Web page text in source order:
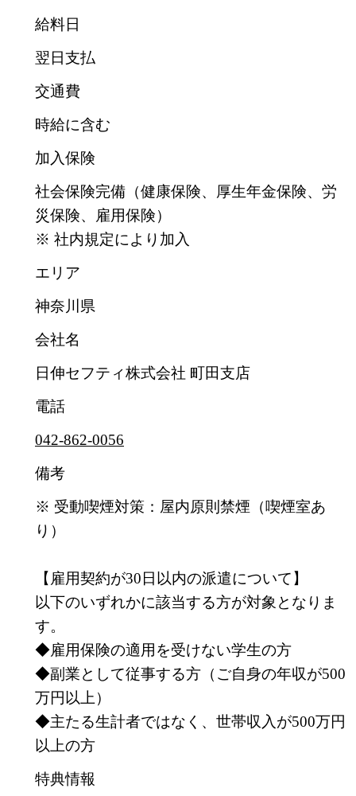
給料日
翌日支払
交通費
時給に含む
加入保険
社会保険完備（健康保険、厚生年金保険、労
災保険、雇用保険）
※ 社内規定により加入
エリア
神奈川県
会社名
日伸セフティ株式会社 町田支店
電話
042-862-0056
備考
※ 受動喫煙対策：屋内原則禁煙（喫煙室あ
り）
【雇用契約が30日以内の派遣について】
以下のいずれかに該当する方が対象となりま
す。
◆雇用保険の適用を受けない学生の方
◆副業として従事する方（ご自身の年収が500
万円以上）
◆主たる生計者ではなく、世帯収入が500万円
以上の方
特典情報